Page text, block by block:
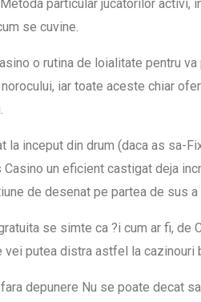
particular jucatorilor activi,
se cuvine.
o rutina de loialitate pentru
iar toate aceste chiar
la inceput din drum (daca as sa-
un eficient castigat deja
de desenat pe partea de sus
se simte ca ?i cum ar fi, de
vei putea distra astfel la cazinouri
depunere Nu se poate decat